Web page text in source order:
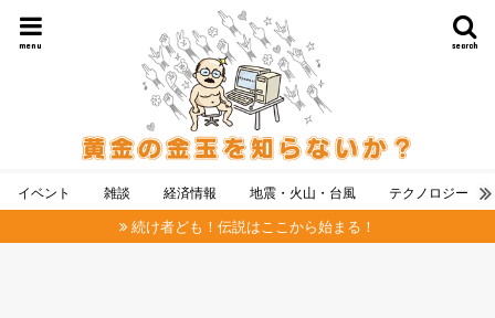
search
menu
イベント 雑談 経済情報 地震・火山・台風 テクノロジー
続け者ども！伝説はここから始まる！